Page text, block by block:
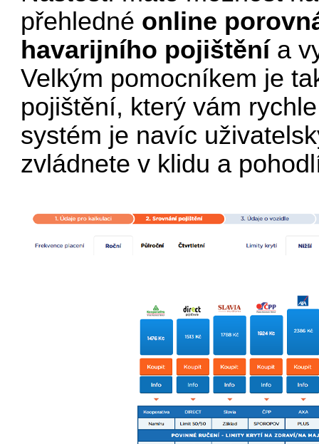
přehledné online
havarijního pojištěnía
Velkým pomocníkem je
pojištění, který vám
systém je navíc
zvládnete v klidu a